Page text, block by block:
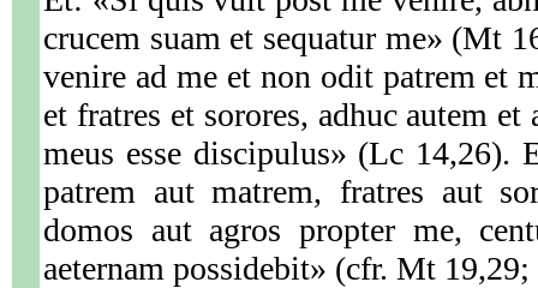
crucem suam et sequatur me» (Mt
venire ad me et non odit patrem et
et fratres et sorores, adhuc autem
meus esse discipulus» (Lc 14,26).
patrem aut matrem, fratres aut
domos aut agros propter me,
aeternam possidebit» (cfr. Mt